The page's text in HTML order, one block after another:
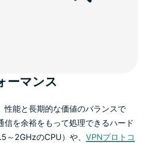
ーマンス
性能と長期的な価値のバランスで
信を余裕をもって処理できるハード
～2GHzのCPU）や、 VPNプロトコ